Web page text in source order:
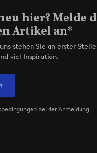
hier? Melde
Artikel an*
stehen Sie an erster
viel Inspiration.
bei der Anmeldung